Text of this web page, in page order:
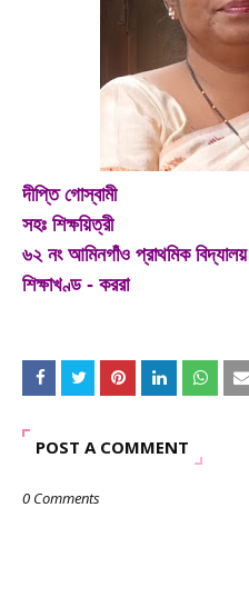
দীপ্তি গোস্বামী
সহঃ শিক্ষয়িত্রী
৬২ নং আমিনগাঁও প্রাথমিক বিদ্যালয়
শিক্ষাখণ্ড - কররা
POST A COMMENT
0 Comments